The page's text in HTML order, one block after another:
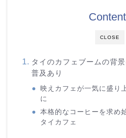
CLOSE
タイのカフェブームの背
普及あり
映えカフェが一気に盛り
に
本格的なコーヒーを求め
タイカフェ